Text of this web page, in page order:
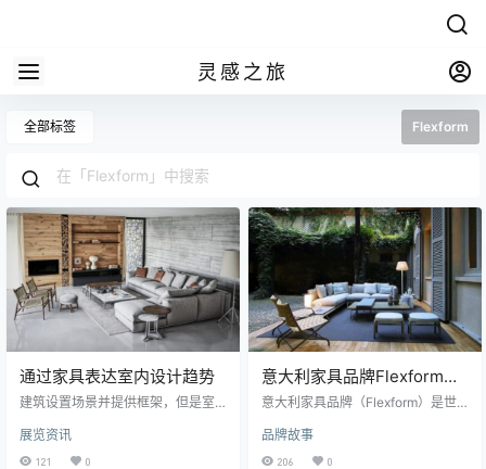
灵感之旅
全部标签 Flexform
通过家具表达室内设计趋势
建筑设置场景并提供框架，但是室
绪产生很大的影响。随着室内设计
趋势的发展，通常在选择用来填充
展览资讯
121 0
意大利家具品牌Flexform：
平衡就是方法
意大利家具品牌（Flexform）是世
的2020系列和米兰风格的陈列室的
改版来确认其风格。准备征服米兰
品牌故事
206 0